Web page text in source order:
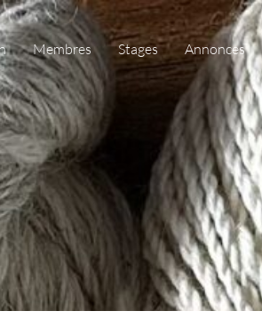
Membres Stages Annonces